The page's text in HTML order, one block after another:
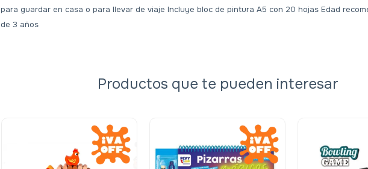
para guardar en casa o para llevar de viaje Incluye bloc de pintura A5 con 20 hojas Edad
de 3 años
Productos que te pueden interesar